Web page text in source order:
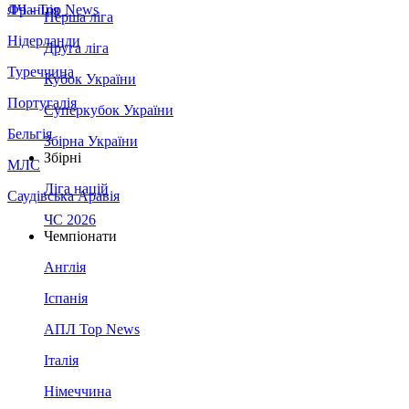
Франція
Нідерланди
Туреччина
Португалія
Бельгія
МЛС
Саудівська Аравія
ЛЧ - Top News
Перша ліга
Друга ліга
Кубок України
Суперкубок України
Збірна України
Збірні
Ліга націй
ЧС 2026
Чемпіонати
Англія
Іспанія
АПЛ Top News
Італія
Німеччина